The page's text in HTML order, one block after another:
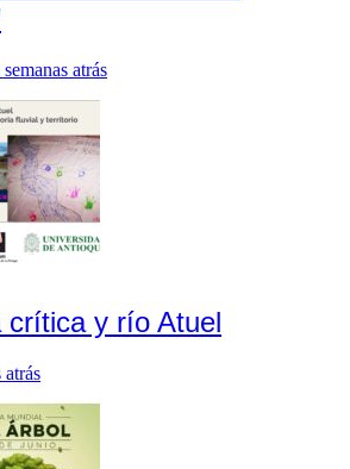
semanas atrás
crítica y río Atuel
atrás